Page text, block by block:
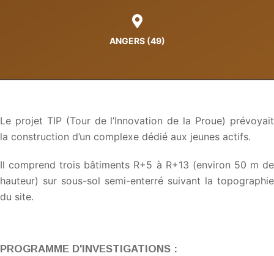
ANGERS (49)
Le projet TIP (Tour de l’Innovation de la Proue) prévoyait
la construction d’un complexe dédié aux jeunes actifs.
Il comprend trois bâtiments R+5 à R+13 (environ 50 m de
hauteur) sur sous-sol semi-enterré suivant la topographie
du site.
PROGRAMME D'INVESTIGATIONS :